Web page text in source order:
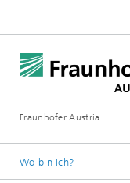
Fraunhofer Austria
Wo bin ich?